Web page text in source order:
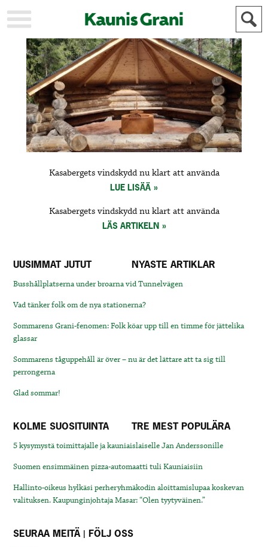
KAUPUNKI
STADEN
AJANKOHTAISTA
AKTUELLT
URHEILU
IDROTT
KULTTUURI
KULTUR
HISTORIA
HISTORIA
YLEINEN
ALLMÄN
MAINOSTAJILLE
FÖR
ANNONSÖRER
Kasabergets vindskydd nu klart att använda
LUE LISÄÄ
Kasabergets vindskydd nu klart att använda
LÄS ARTIKELN
UUSIMMAT JUTUT NYASTE ARTIKLAR
Busshållplatserna under broarna vid Tunnelvägen
Vad tänker folk om de nya stationerna?
Sommarens Grani-fenomen: Folk köar upp till en timme för jättelika
glassar
Sommarens tåguppehåll är över – nu är det lättare att ta sig till
perrongerna
Glad sommar!
KOLME SUOSITUINTA TRE MEST POPULÄRA
5 kysymystä toimittajalle ja kauniaislaiselle Jan Anderssonille
Suomen ensimmäinen pizza-automaatti tuli Kauniaisiin
Hallinto-oikeus hylkäsi perheryhmäkodin aloittamislupaa koskevan
valituksen. Kaupunginjohtaja Masar: “Olen tyytyväinen.”
SEURAA MEITÄ | FÖLJ OSS